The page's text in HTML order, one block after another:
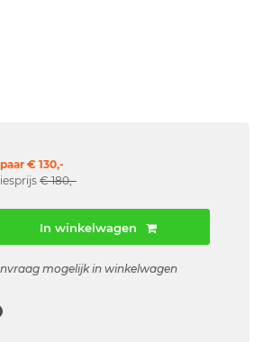
€ 130,-
€ 180,-
In winkelwagen
mogelijk in winkelwagen